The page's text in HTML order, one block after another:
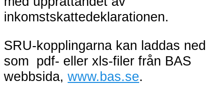
inkomstskattedeklarationen.
SRU-kopplingarna kan laddas ned
som pdf- eller xls-filer från BAS
webbsida, www.bas.se.